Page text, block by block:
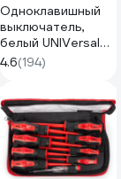
Одноклавишный
выключатель,
белый UNIVersal
Олимп О0021
4.6(194)